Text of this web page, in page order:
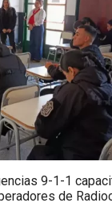
9-1-1
de